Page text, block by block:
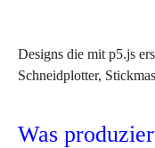
Designs die mit p5.js
Schneidplotter,
Was